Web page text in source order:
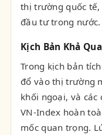
thị trường quốc
đầu tư trong nước.
Kịch Bản Khả
Trong kịch bản
đổ vào thị trường
khối ngoại, và
VN-Index hoàn
mốc quan trọng.